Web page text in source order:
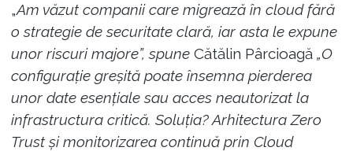
„Am văzut companii care migrează în cloud fără
o strategie de securitate clară, iar asta le expune
unor riscuri majore”, spuneCătălin Pârcioagă „O
configurație greșită poate însemna pierderea
unor date esențiale sau acces neautorizat la
infrastructura critică. Soluția? Arhitectura Zero
Trust și monitorizarea continuă prin Cloud